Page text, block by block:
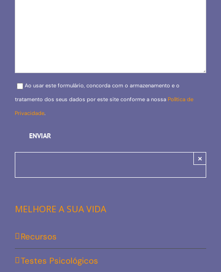
Please leave this field empty.
Ao usar este formulário, concorda com o armazenamento e o
tratamento dos seus dados por este site conforme a nossa Política de
Privacidade.
×
MELHORE A SUA VIDA
Recursos
Testes Psicológicos